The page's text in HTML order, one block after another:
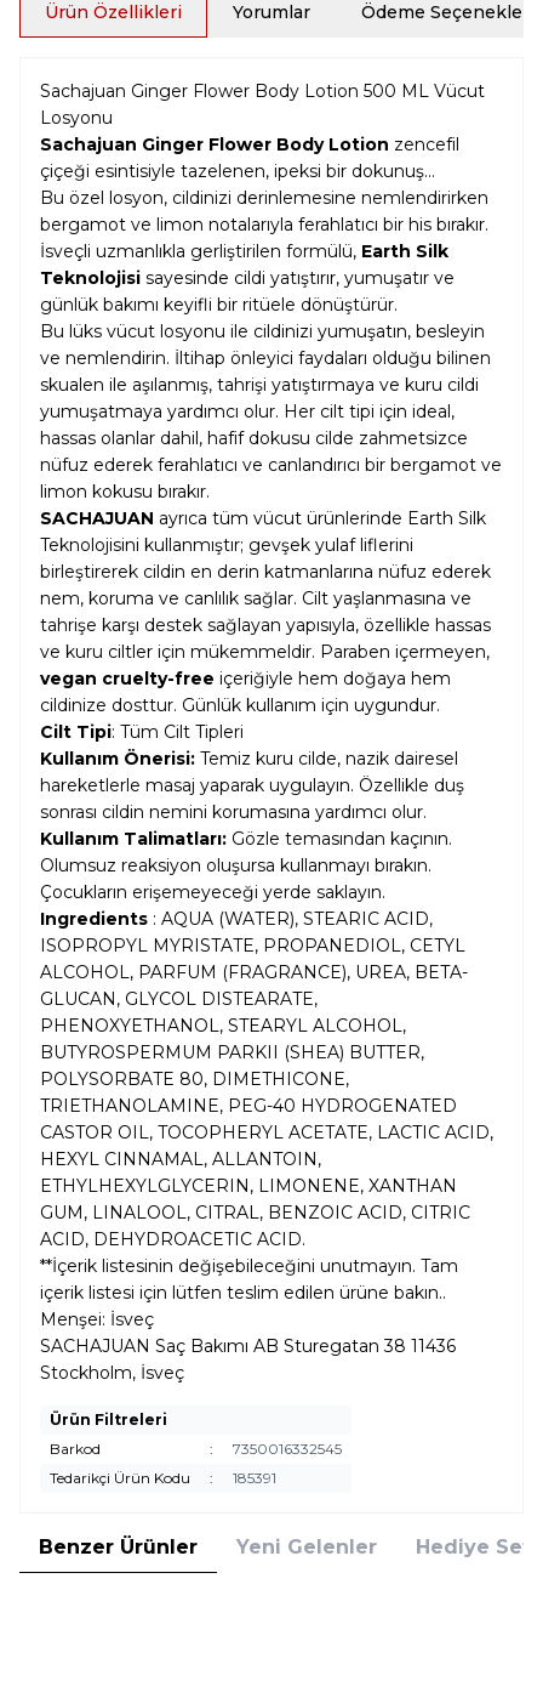
Ürün Özellikleri Yorumlar Ödeme Seçenekleri
Sachajuan Ginger Flower Body Lotion 500 ML Vücut
Losyonu
Sachajuan Ginger Flower Body Lotion zencefil
çiçeği esintisiyle tazelenen, ipeksi bir dokunuş...
Bu özel losyon, cildinizi derinlemesine nemlendirirken
bergamot ve limon notalarıyla ferahlatıcı bir his bırakır.
İsveçli uzmanlıkla gerliştirilen formülü, Earth Silk
Teknolojisi sayesinde cildi yatıştırır, yumuşatır ve
günlük bakımı keyifli bir ritüele dönüştürür.
Bu lüks vücut losyonu ile cildinizi yumuşatın, besleyin
ve nemlendirin. İltihap önleyici faydaları olduğu bilinen
skualen ile aşılanmış, tahrişi yatıştırmaya ve kuru cildi
yumuşatmaya yardımcı olur. Her cilt tipi için ideal,
hassas olanlar dahil, hafif dokusu cilde zahmetsizce
nüfuz ederek ferahlatıcı ve canlandırıcı bir bergamot ve
limon kokusu bırakır.
SACHAJUAN ayrıca tüm vücut ürünlerinde Earth Silk
Teknolojisini kullanmıştır; gevşek yulaf liflerini
birleştirerek cildin en derin katmanlarına nüfuz ederek
nem, koruma ve canlılık sağlar. Cilt yaşlanmasına ve
tahrişe karşı destek sağlayan yapısıyla, özellikle hassas
ve kuru ciltler için mükemmeldir. Paraben içermeyen,
vegan cruelty-free içeriğiyle hem doğaya hem
cildinize dosttur. Günlük kullanım için uygundur.
Cilt Tipi: Tüm Cilt Tipleri
Kullanım Önerisi: Temiz kuru cilde, nazik dairesel
hareketlerle masaj yaparak uygulayın. Özellikle duş
sonrası cildin nemini korumasına yardımcı olur.
Kullanım Talimatları: Gözle temasından kaçının.
Olumsuz reaksiyon oluşursa kullanmayı bırakın.
Çocukların erişemeyeceği yerde saklayın.
Ingredients : AQUA (WATER), STEARIC ACID,
ISOPROPYL MYRISTATE, PROPANEDIOL, CETYL
ALCOHOL, PARFUM (FRAGRANCE), UREA, BETA-
GLUCAN, GLYCOL DISTEARATE,
PHENOXYETHANOL, STEARYL ALCOHOL,
BUTYROSPERMUM PARKII (SHEA) BUTTER,
POLYSORBATE 80, DIMETHICONE,
TRIETHANOLAMINE, PEG-40 HYDROGENATED
CASTOR OIL, TOCOPHERYL ACETATE, LACTIC ACID,
HEXYL CINNAMAL, ALLANTOIN,
ETHYLHEXYLGLYCERIN, LIMONENE, XANTHAN
GUM, LINALOOL, CITRAL, BENZOIC ACID, CITRIC
ACID, DEHYDROACETIC ACID.
**İçerik listesinin değişebileceğini unutmayın. Tam
içerik listesi için lütfen teslim edilen ürüne bakın..
Menşei: İsveç
SACHAJUAN Saç Bakımı AB Sturegatan 38 11436
Stockholm, İsveç
Ürün Filtreleri
Barkod
:
7350016332545
Tedarikçi Ürün Kodu
: 185391
Benzer Ürünler Yeni Gelenler Hediye